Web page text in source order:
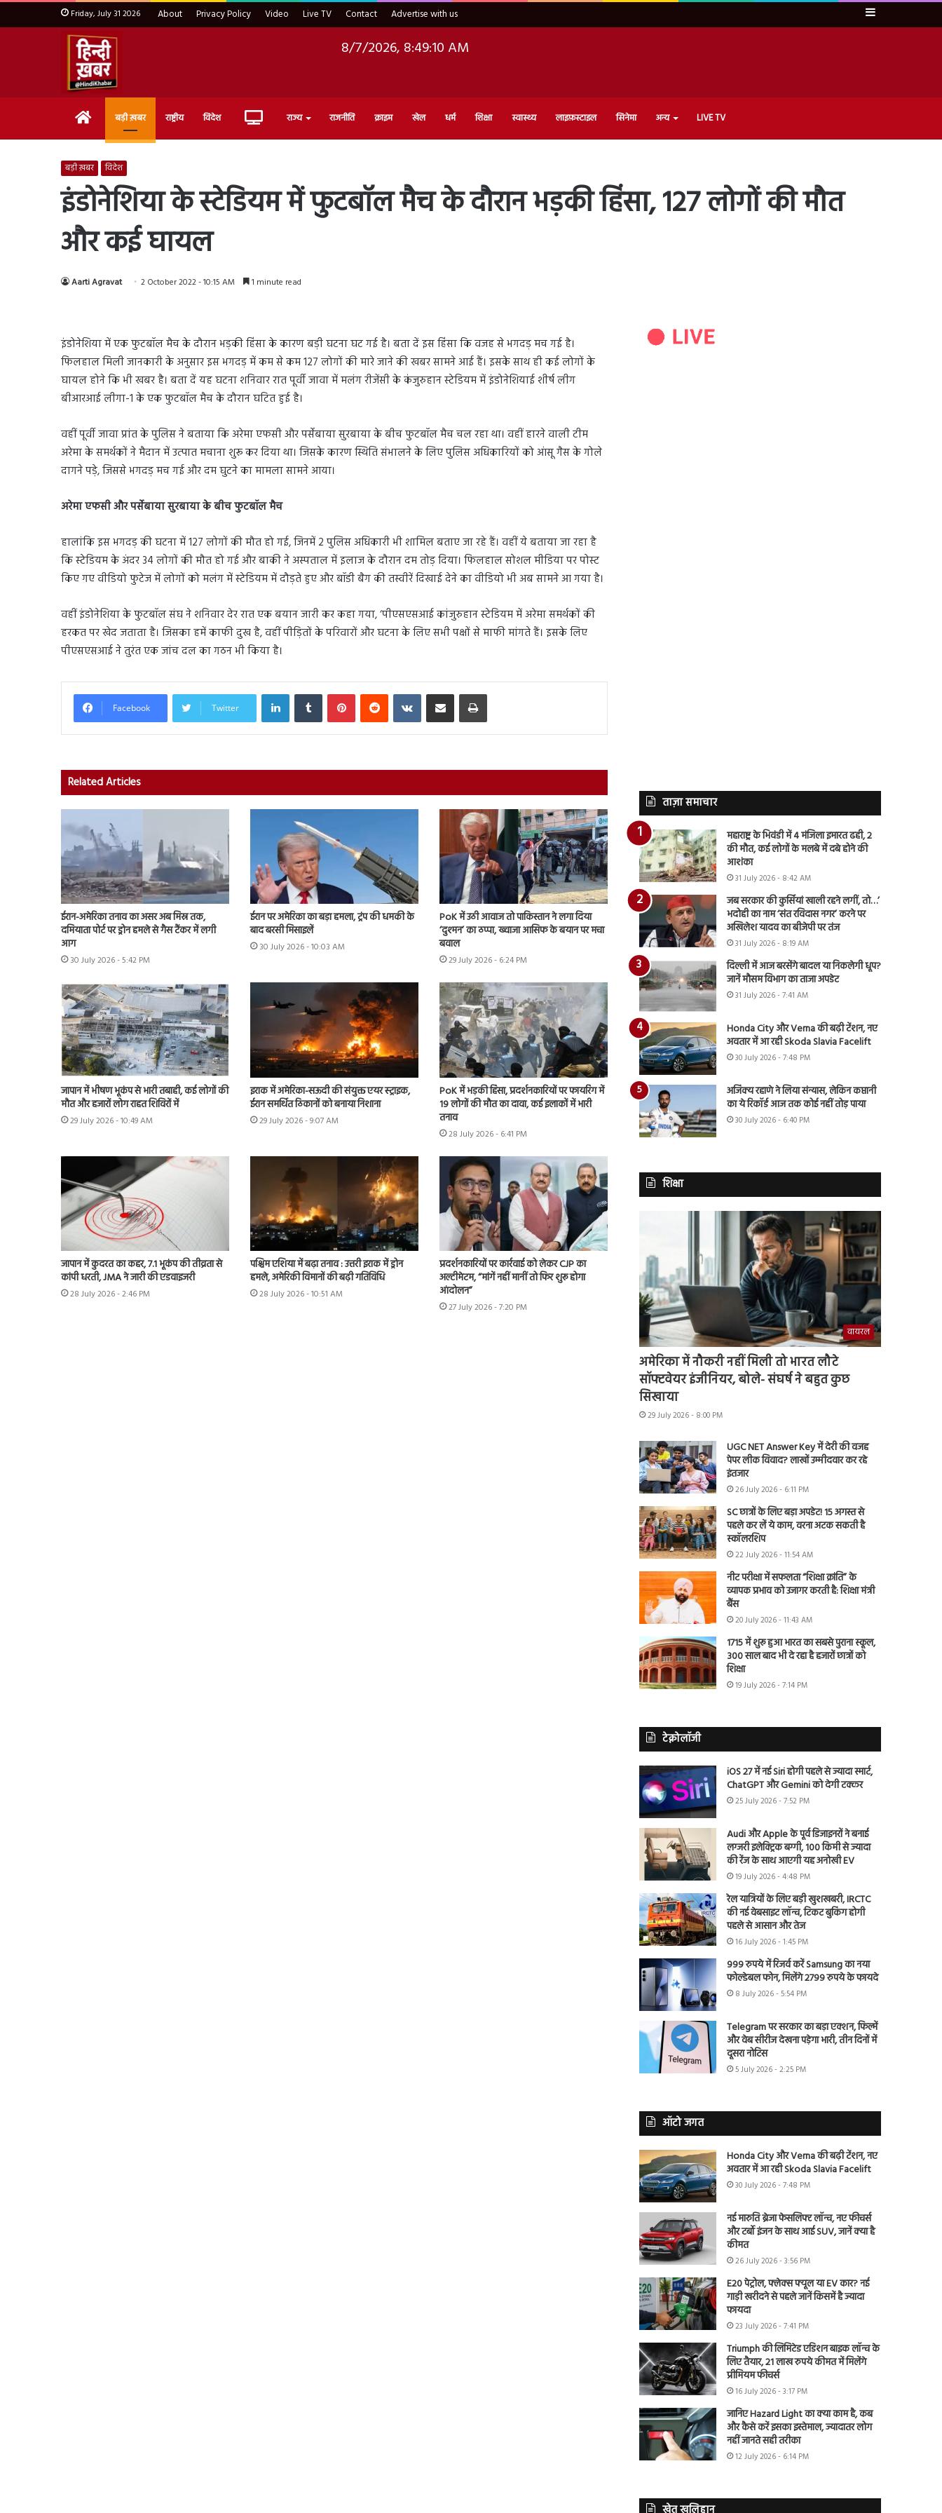
Friday, July 31 2026 About Privacy Policy Video Live TV Contact Advertise with us Sidebar
8/7/2026, 8:49:11 AM
Home बड़ी ख़बर राष्ट्रीय विदेश Live राज्य राजनीति क्राइम खेल धर्म शिक्षा स्वास्थ्य लाइफ़स्टाइल सिनेमा अन्य LIVE TV
बड़ी ख़बर विदेश
इंडोनेशिया के स्टेडियम में फुटबॉल मैच के दौरान भड़की हिंसा, 127 लोगों की मौत
और कई घायल
Aarti Agravat 2 October 2022 - 10:15 AM 1 minute read
इंडोनेशिया में एक फुटबॉल मैच के दौरान भड़की हिंसा के कारण बड़ी घटना घट गई है। बता दें इस हिंसा कि वजह से भगदड़ मच गई है।
फिलहाल मिली जानकारी के अनुसार इस भगदड़ में कम से कम 127 लोगों की मारे जाने की खबर सामने आई हैं। इसके साथ ही कई लोगों के
घायल होने कि भी खबर है। बता दें यह घटना शनिवार रात पूर्वी जावा में मलंग रीजेंसी के कंजुरुहान स्टेडियम में इंडोनेशियाई शीर्ष लीग
बीआरआई लीगा-1 के एक फुटबॉल मैच के दौरान घटित हुई है।
वहीं पूर्वी जावा प्रांत के पुलिस ने बताया कि अरेमा एफसी और पर्सेबाया सुरबाया के बीच फुटबॉल मैच चल रहा था। वहीं हारने वाली टीम
अरेमा के समर्थकों ने मैदान में उत्पात मचाना शुरू कर दिया था। जिसके कारण स्थिति संभालने के लिए पुलिस अधिकारियों को आंसू गैस के गोले
दागने पड़े, जिससे भगदड़ मच गई और दम घुटने का मामला सामने आया।
अरेमा एफसी और पर्सेबाया सुरबाया के बीच फुटबॉल मैच
हालांकि इस भगदड़ की घटना में 127 लोगों की मौत हो गई, जिनमें 2 पुलिस अधिकारी भी शामिल बताए जा रहे हैं। वहीं ये बताया जा रहा है
कि स्टेडियम के अंदर 34 लोगों की मौत हो गई और बाकी ने अस्पताल में इलाज के दौरान दम तोड़ दिया। फिलहाल सोशल मीडिया पर पोस्ट
किए गए वीडियो फुटेज में लोगों को मलंग में स्टेडियम में दौड़ते हुए और बॉडी बैग की तस्वीरें दिखाई देने का वीडियो भी अब सामने आ गया है।
वहीं इंडोनेशिया के फुटबॉल संघ ने शनिवार देर रात एक बयान जारी कर कहा गया, ‘पीएसएसआई कांजुरुहान स्टेडियम में अरेमा समर्थकों की
हरकत पर खेद जताता है। जिसका हमें काफी दुख है, वहीं पीड़ितों के परिवारों और घटना के लिए सभी पक्षों से माफी मांगते हैं। इसके लिए
पीएसएसआई ने तुरंत एक जांच दल का गठन भी किया है।
Facebook Twitter
LinkedInTumblr PinterestReddit VKontakteShare via Email Print
Related Articles
ईरान-अमेरिका तनाव का असर अब मिस्र तक,
दमियाता पोर्ट पर ड्रोन हमले से गैस टैंकर में लगी
आग
30 July 2026 - 5:42 PM
ईरान पर अमेरिका का बड़ा हमला, ट्रंप की धमकी के
बाद बरसी मिसाइलें
30 July 2026 - 10:03 AM
PoK में उठी आवाज तो पाकिस्तान ने लगा दिया
‘दुश्मन’ का ठप्पा, ख्वाजा आसिफ के बयान पर मचा
बवाल
29 July 2026 - 6:24 PM
जापान में भीषण भूकंप से भारी तबाही, कई लोगों की
मौत और हजारों लोग राहत शिविरों में
29 July 2026 - 10:49 AM
इराक में अमेरिका-सऊदी की संयुक्त एयर स्ट्राइक,
ईरान समर्थित ठिकानों को बनाया निशाना
29 July 2026 - 9:07 AM
PoK में भड़की हिंसा, प्रदर्शनकारियों पर फायरिंग में
19 लोगों की मौत का दावा, कई इलाकों में भारी
तनाव
28 July 2026 - 6:41 PM
जापान में कुदरत का कहर, 7.1 भूकंप की तीव्रता से
कांपी धरती, JMA ने जारी की एडवाइजरी
28 July 2026 - 2:46 PM
पश्चिम एशिया में बढ़ा तनाव : उत्तरी इराक में ड्रोन
हमले, अमेरिकी विमानों की बढ़ी गतिविधि
28 July 2026 - 10:51 AM
प्रदर्शनकारियों पर कार्रवाई को लेकर CJP का
अल्टीमेटम, “मांगें नहीं मानीं तो फिर शुरू होगा
आंदोलन”
27 July 2026 - 7:20 PM
ताज़ा समाचार
महाराष्ट्र के भिवंडी में 4 मंजिला इमारत ढही, 2
की मौत, कई लोगों के मलबे में दबे होने की
आशंका
31 July 2026 - 8:42 AM
जब सरकार की कुर्सियां खाली रहने लगीं, तो…’
भदोही का नाम ‘संत रविदास नगर’ करने पर
अखिलेश यादव का बीजेपी पर तंज
31 July 2026 - 8:19 AM
दिल्ली में आज बरसेंगे बादल या निकलेगी धूप?
जानें मौसम विभाग का ताजा अपडेट
31 July 2026 - 7:41 AM
Honda City और Verna की बढ़ी टेंशन, नए
अवतार में आ रही Skoda Slavia Facelift
30 July 2026 - 7:48 PM
अजिंक्य रहाणे ने लिया संन्यास, लेकिन कप्तानी
का ये रिकॉर्ड आज तक कोई नहीं तोड़ पाया
30 July 2026 - 6:40 PM
शिक्षा
वायरल
अमेरिका में नौकरी नहीं मिली तो भारत लौटे
सॉफ्टवेयर इंजीनियर, बोले- संघर्ष ने बहुत कुछ
सिखाया
29 July 2026 - 8:00 PM
UGC NET Answer Key में देरी की वजह
पेपर लीक विवाद? लाखों उम्मीदवार कर रहे
इंतजार
26 July 2026 - 6:11 PM
SC छात्रों के लिए बड़ा अपडेट! 15 अगस्त से
पहले कर लें ये काम, वरना अटक सकती है
स्कॉलरशिप
22 July 2026 - 11:54 AM
नीट परीक्षा में सफलता “शिक्षा क्रांति” के
व्यापक प्रभाव को उजागर करती है: शिक्षा मंत्री
बैंस
20 July 2026 - 11:43 AM
1715 में शुरू हुआ भारत का सबसे पुराना स्कूल,
300 साल बाद भी दे रहा है हजारों छात्रों को
शिक्षा
19 July 2026 - 7:14 PM
टेक्नोलॉजी
iOS 27 में नई Siri होगी पहले से ज्यादा स्मार्ट,
ChatGPT और Gemini को देगी टक्कर
25 July 2026 - 7:52 PM
Audi और Apple के पूर्व डिजाइनरों ने बनाई
लग्जरी इलेक्ट्रिक बग्गी, 100 किमी से ज्यादा
की रेंज के साथ आएगी यह अनोखी EV
19 July 2026 - 4:48 PM
रेल यात्रियों के लिए बड़ी खुशखबरी, IRCTC
की नई वेबसाइट लॉन्च, टिकट बुकिंग होगी
पहले से आसान और तेज
16 July 2026 - 1:45 PM
999 रुपये में रिजर्व करें Samsung का नया
फोल्डेबल फोन, मिलेंगे 2799 रुपये के फायदे
8 July 2026 - 5:54 PM
Telegram पर सरकार का बड़ा एक्शन, फिल्में
और वेब सीरीज देखना पड़ेगा भारी, तीन दिनों में
दूसरा नोटिस
5 July 2026 - 2:25 PM
ऑटो जगत
Honda City और Verna की बढ़ी टेंशन, नए
अवतार में आ रही Skoda Slavia Facelift
30 July 2026 - 7:48 PM
नई मारुति ब्रेजा फेसलिफ्ट लॉन्च, नए फीचर्स
और टर्बो इंजन के साथ आई SUV, जानें क्या है
कीमत
26 July 2026 - 3:56 PM
E20 पेट्रोल, फ्लेक्स फ्यूल या EV कार? नई
गाड़ी खरीदने से पहले जानें किसमें है ज्यादा
फायदा
23 July 2026 - 7:41 PM
Triumph की लिमिटेड एडिशन बाइक लॉन्च के
लिए तैयार, 21 लाख रुपये कीमत में मिलेंगे
प्रीमियम फीचर्स
16 July 2026 - 3:17 PM
जानिए Hazard Light का क्या काम है, कब
और कैसे करें इसका इस्तेमाल, ज्यादातर लोग
नहीं जानते सही तरीका
12 July 2026 - 6:14 PM